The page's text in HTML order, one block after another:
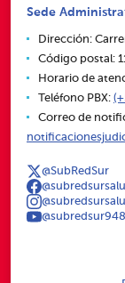
Sede
Dirección:
Código postal:
Horario de
Teléfono PBX:
Correo de
@SubRedSur